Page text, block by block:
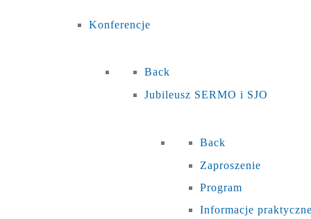
Konferencje
Back
Jubileusz SERMO i SJO
Back
Zaproszenie
Program
Informacje